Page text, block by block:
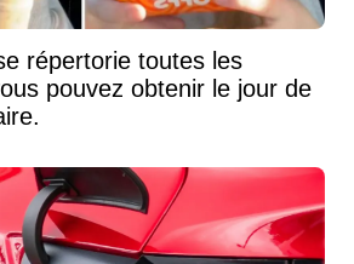
répertorie toutes les
pouvez obtenir le jour de